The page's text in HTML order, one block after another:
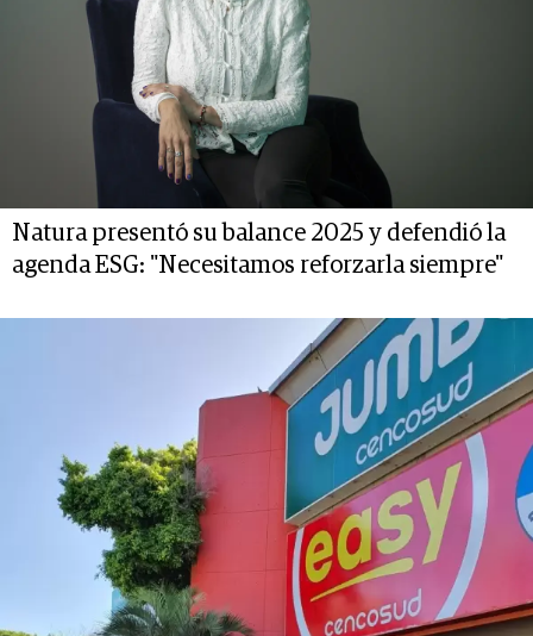
Natura presentó su balance 2025 y defendió la
agenda ESG: "Necesitamos reforzarla siempre"